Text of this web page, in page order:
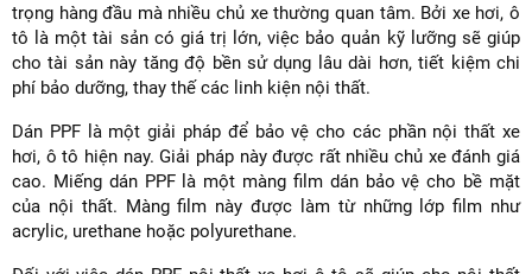
trọng hàng đầu mà nhiều chủ xe thường quan tâm. Bởi xe hơi, ô
tô là một tài sản có giá trị lớn, việc bảo quản kỹ lưỡng sẽ giúp
cho tài sản này tăng độ bền sử dụng lâu dài hơn, tiết kiệm chi
phí bảo dưỡng, thay thế các linh kiện nội thất.
Dán PPF là một giải pháp để bảo vệ cho các phần nội thất xe
hơi, ô tô hiện nay. Giải pháp này được rất nhiều chủ xe đánh giá
cao. Miếng dán PPF là một màng film dán bảo vệ cho bề mặt
của nội thất. Màng film này được làm từ những lớp film như
acrylic, urethane hoặc polyurethane.